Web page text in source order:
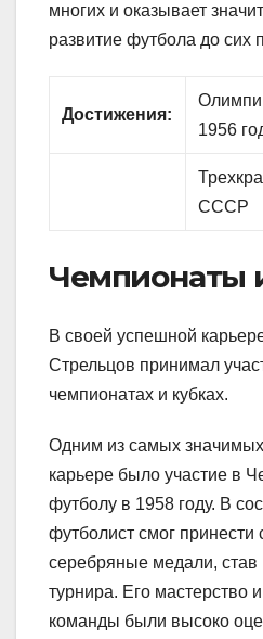
многих и оказывает
развитие футбола до сих
Достижения:
1956
СССР
Чемпионаты
В своей успешной
Стрельцов принимал
чемпионатах и кубках.
Одним из самых
карьере было участие в
футболу в 1958 году. В
футболист смог принести
серебряные медали,
турнира. Его мастерство
команды были высоко